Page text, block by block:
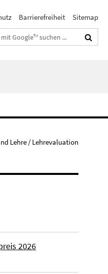
Barrierefreiheit Sitemap
Suchbegriffe
Lehre / Lehrevaluation
2026